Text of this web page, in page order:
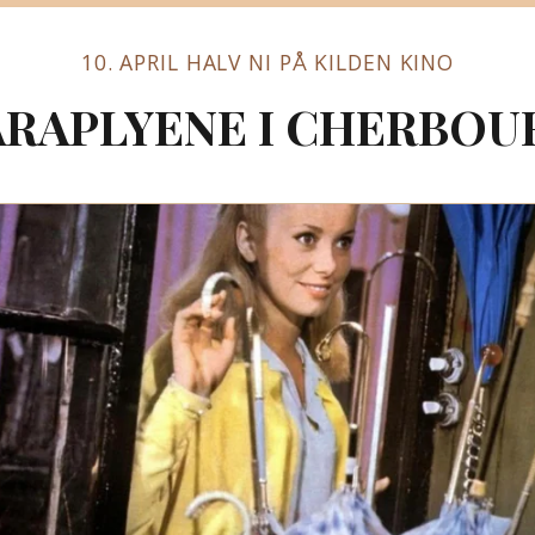
10. APRIL HALV NI PÅ KILDEN KINO
I